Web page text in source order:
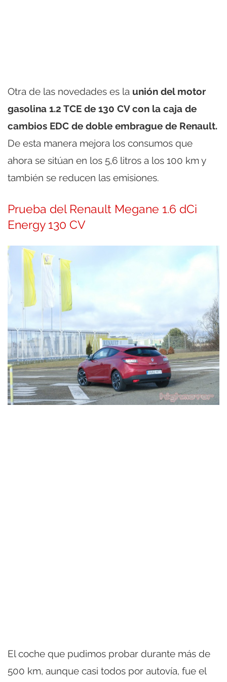
Otra de las novedades es la unión del motor
gasolina 1.2 TCE de 130 CV con la caja de
cambios EDC de doble embrague de Renault.
De esta manera mejora los consumos que
ahora se sitúan en los 5,6 litros a los 100 km y
también se reducen las emisiones.
Prueba del Renault Megane 1.6 dCi
Energy 130 CV
El coche que pudimos probar durante más de
500 km, aunque casi todos por autovía, fue el